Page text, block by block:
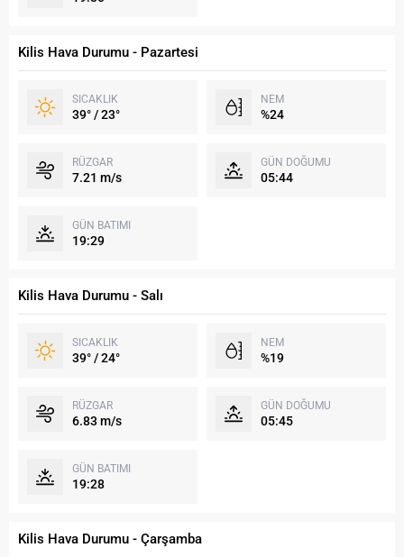
Kilis Hava Durumu - Pazartesi
SICAKLIK
39° / 23°
NEM
%24
RÜZGAR
7.21 m/s
GÜN DOĞUMU
05:44
GÜN BATIMI
19:29
Kilis Hava Durumu - Salı
SICAKLIK
39° / 24°
NEM
%19
RÜZGAR
6.83 m/s
GÜN DOĞUMU
05:45
GÜN BATIMI
19:28
Kilis Hava Durumu - Çarşamba